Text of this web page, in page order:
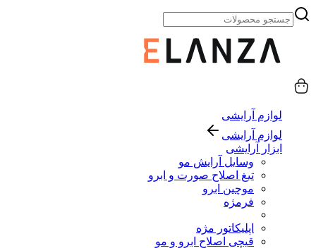
لوازم آرایشی
لوازم آرایشی
ابزار آرایشی
وسایل آرایش مو
تیغ اصلاح صورت و ابرو
موچین ابرو
فرمژه
اپلیکاتور مژه
قیچی اصلاح ابرو و مو